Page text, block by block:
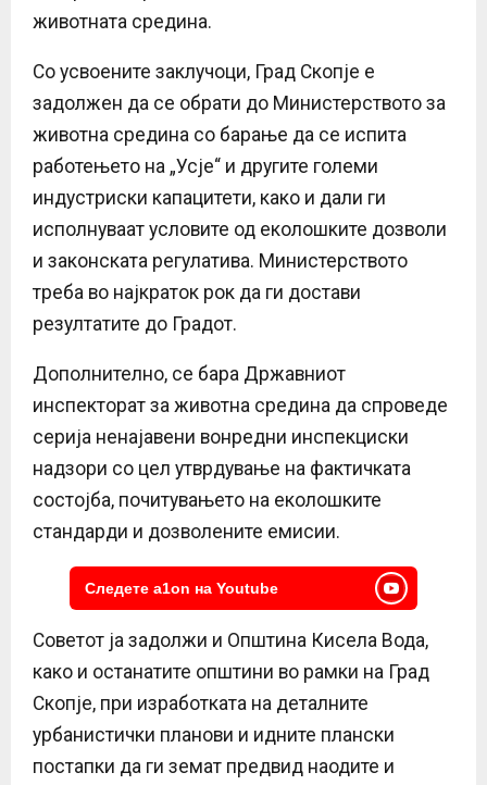
животната средина.
Со усвоените заклучоци, Град Скопје е
задолжен да се обрати до Министерството за
животна средина со барање да се испита
работењето на „Усје“ и другите големи
индустриски капацитети, како и дали ги
исполнуваат условите од еколошките дозволи
и законската регулатива. Министерството
треба во најкраток рок да ги достави
резултатите до Градот.
Дополнително, се бара Државниот
инспекторат за животна средина да спроведе
серија ненајавени вонредни инспекциски
надзори со цел утврдување на фактичката
состојба, почитувањето на еколошките
стандарди и дозволените емисии.
Следете a1on на Youtube
Советот ја задолжи и Општина Кисела Вода,
како и останатите општини во рамки на Град
Скопје, при изработката на деталните
урбанистички планови и идните плански
постапки да ги земат предвид наодите и